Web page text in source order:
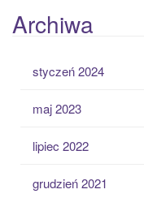
Archiwa
styczeń 2024
maj 2023
lipiec 2022
grudzień 2021